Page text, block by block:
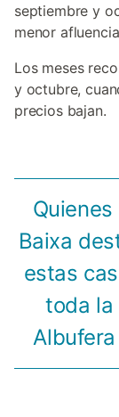
septiembre y
menor
Los meses
y octubre,
precios bajan.
Baixa
estas
toda la